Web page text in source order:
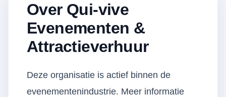
Over Qui-vive
Evenementen &
Attractieverhuur
Deze organisatie is actief binnen de
evenementenindustrie. Meer informatie